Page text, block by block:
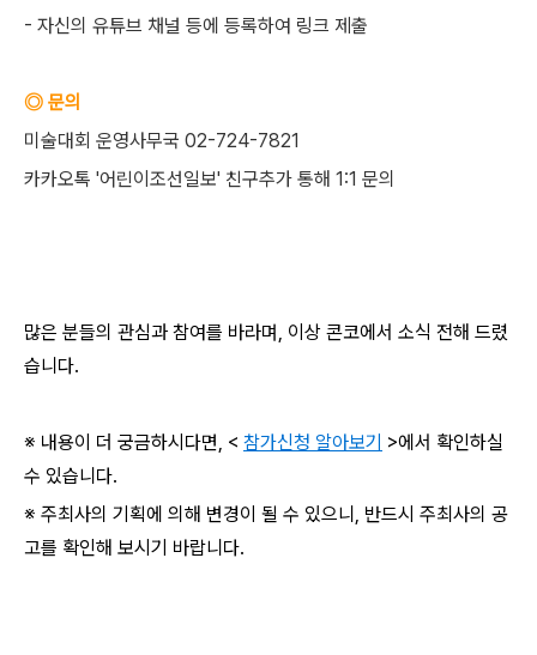
- 자신의 유튜브 채널 등에 등록하여 링크 제출
◎ 문의
미술대회 운영사무국 02-724-7821
카카오톡 '어린이조선일보' 친구추가 통해 1:1 문의
많은 분들의 관심과 참여를 바라며, 이상 콘코에서 소식 전해 드렸
습니다.
※ 내용이 더 궁금하시다면, < 참가신청 알아보기 >에서 확인하실
수 있습니다.
※ 주최사의 기획에 의해 변경이 될 수 있으니, 반드시 주최사의 공
고를 확인해 보시기 바랍니다.